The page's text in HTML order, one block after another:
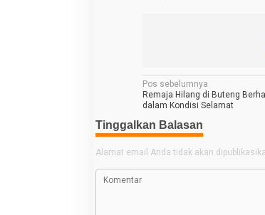
N
a
v
i
Pos sebelumnya
Remaja Hilang di Buteng
dalam Kondisi Selamat
Tinggalkan Balasan
Alamat email Anda tidak akan